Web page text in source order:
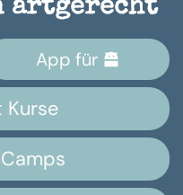
artgerecht
App für